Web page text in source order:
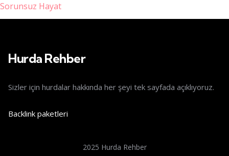
Sorunsuz Hayat
Hurda Rehber
Sizler için hurdalar hakkında her şeyi tek sayfada açıklıyoruz.
Backlink paketleri
2025 Hurda Rehber